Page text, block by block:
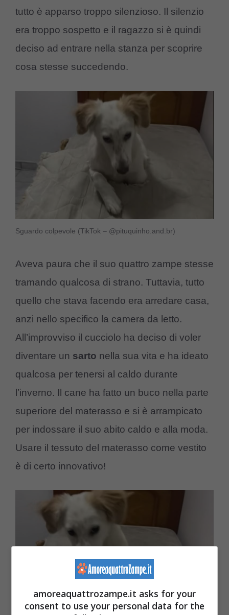
tutto è apparso troppo silenzioso. Il silenzio
era troppo sospetto e il ragazzo si è quindi
deciso ad entrare nella stanza per scoprire
cosa stesse succedendo.
Sguardo colpevole (TikTok – @pituquinho.and.br)
Aveva paura che il suo quattro zampe stesse
tramando qualcosa di strano. Tuttavia, tutto
quello che stava facendo era arredare casa,
anzi nello specifico la camera da letto.
All’improvviso il cucciolo ha deciso di voler
diventare un sarto nella sua vita e ha ideato
qualcosa per tenersi al caldo durante
l’inverno. Il cane ha fatto un buco nella parte
superiore del materasso e si è arrampicato
per indossare il suo abito caldo e alla moda.
Usare il tessuto del materasso come vestito
è di certo innovativo!
amoreaquattrozampe.it asks for your
consent to use your personal data for the